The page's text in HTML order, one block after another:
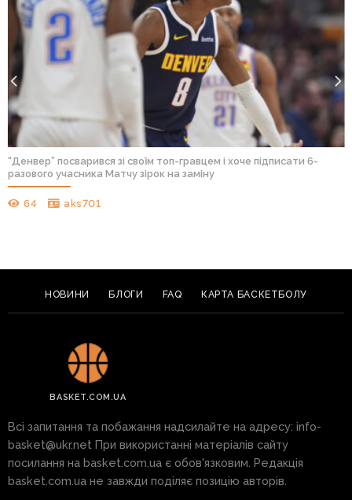
“Денвер” посварився зі своїм топ-гравцем і хоче підписати 6-
разового учасника Матчу зірок на заміну
64 aks701
НОВИНИ БЛОГИ FAQ КАРТА БАСКЕТБОЛУ
BASKET.COM.UA
Всі запитання та побажання надсилайте на адресу: info-
basket@ukr.net При використанні матеріалів сайту
посилання на basket.com.ua є обов'язковим. Редакція
basket.com.ua не завжди поділяє позицію авторів.